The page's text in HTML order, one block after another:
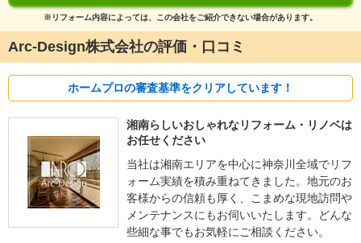
※リフォーム内容によっては、この会社をご紹介できない場合があります。
Arc-Design株式会社の評価・口コミ
ホームプロの審査基準をクリアしています！
湘南らしいおしゃれなリフォーム・リノベは
お任せください
当社は湘南エリアを中心に神奈川全域でリフ
ォーム実績を積み重ねてきました。地元のお
客様からの信頼も厚く、こまめな現地訪問や
メンテナンスにもお伺いいたします。どんな
些細な事でもお気軽にご相談ください。